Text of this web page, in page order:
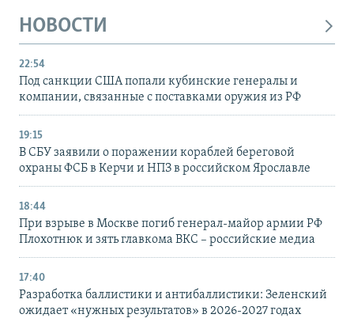
НОВОСТИ
22:54
Под санкции США попали кубинские генералы и
компании, связанные с поставками оружия из РФ
19:15
В СБУ заявили о поражении кораблей береговой
охраны ФСБ в Керчи и НПЗ в российском Ярославле
18:44
При взрыве в Москве погиб генерал-майор армии РФ
Плохотнюк и зять главкома ВКС – российские медиа
17:40
Разработка баллистики и антибаллистики: Зеленский
ожидает «нужных результатов» в 2026-2027 годах